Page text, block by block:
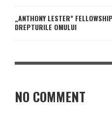
„ANTHONY LESTER”
DREPTURILE OMULUI
NO COMMENT